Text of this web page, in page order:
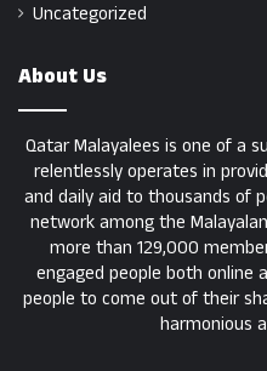
Uncategorized
About Us
Qatar Malayalees is one of a
relentlessly operates in
and daily aid to thousands of
network among the
more than 129,000
engaged people both online
people to come out of their
harmonious